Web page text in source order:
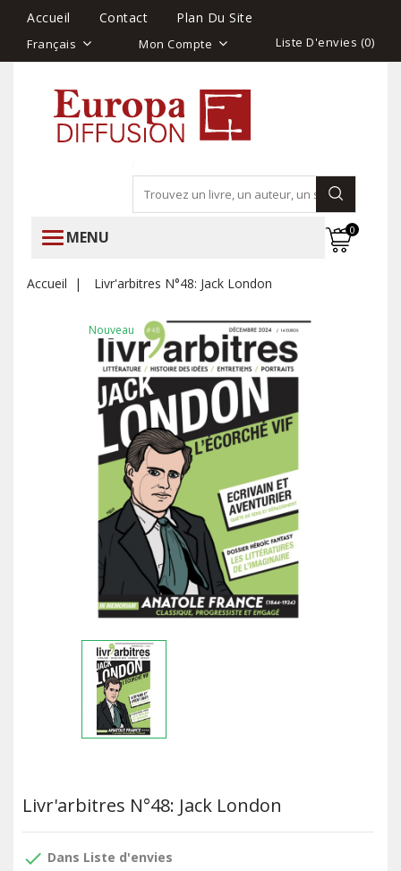
Accueil Contact Plan Du Site
Français Mon Compte Liste D'envies (0)
MENU 0
Accueil Livr'arbitres N°48: Jack London
Nouveau
Livr'arbitres N°48: Jack London
done Dans Liste d'envies